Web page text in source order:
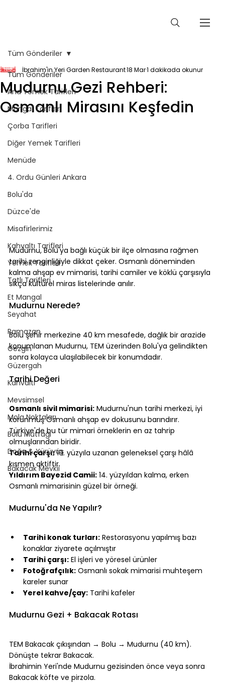
Tüm Gönderiler
Ana Yemek Tarifleri
Mangal Tarifleri
Çorba Tarifleri
Diğer Yemek Tarifleri
Menüde
4. Ordu Günleri Ankara
Bolu'da
Düzce'de
Misafirlerimiz
Kahvaltı Tarifleri
Yemek Tarifleri
Tatlı Tarifleri
Et Mangal
Seyahat
Ramazan
Gezgin
Güzergah
Kahvaltı
Mevsimsel
Mola Noktaları
Bolu Mutfağı
Doğa & Yürüyüş
Bakacak Mevkii
Tüm Gönderiler
Mudurnu Gezi Rehberi:
Osmanlı Mirasını Keşfedin
İbrahim'in Yeri Garden Restaurant18 Mar1 dakikada okunur
Mudurnu, Bolu'ya bağlı küçük bir ilçe olmasına rağmen
tarihi zenginliğiyle dikkat çeker. Osmanlı döneminden
kalma ahşap ev mimarisi, tarihi camiler ve köklü çarşısıyla
sıkça kültürel miras listelerinde anılır.
⠀
Mudurnu Nerede?
Bolu şehir merkezine 40 km mesafede, dağlık bir arazide
konumlanan Mudurnu, TEM üzerinden Bolu'ya gelindikten
sonra kolayca ulaşılabilecek bir konumdadır.
⠀
Tarihi Değeri
⠀
Osmanlı sivil mimarisi: Mudurnu'nun tarihi merkezi, iyi
korunmuş Osmanlı ahşap ev dokusunu barındırır.
Türkiye'de bu tür mimari örneklerin en az tahrip
olmuşlarından biridir.
Tarihi çarşı: 19. yüzyıla uzanan geleneksel çarşı hâlâ
kısmen aktiftir.
Yıldırım Bayezid Camii: 14. yüzyıldan kalma, erken
Osmanlı mimarisinin güzel bir örneği.
Mudurnu'da Ne Yapılır?
Tarihi konak turları: Restorasyonu yapılmış bazı
konaklar ziyarete açılmıştır
Tarihi çarşı: El işleri ve yöresel ürünler
Fotoğrafçılık: Osmanlı sokak mimarisi muhteşem
kareler sunar
Yerel kahve/çay: Tarihi kafeler
Mudurnu Gezi + Bakacak Rotası
TEM Bakacak çıkışından → Bolu → Mudurnu (40 km).
Dönüşte tekrar Bakacak.
İbrahimin Yeri'nde Mudurnu gezisinden önce veya sonra
Bakacak köfte ve pirzola.